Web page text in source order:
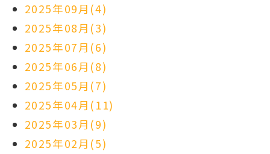
2025年09月(4)
2025年08月(3)
2025年07月(6)
2025年06月(8)
2025年05月(7)
2025年04月(11)
2025年03月(9)
2025年02月(5)